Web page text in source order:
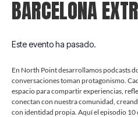
BARCELONA
Este evento ha pasado.
En North Point desarrollamos podcasts
conversaciones toman protagonismo.
espacio para compartir experiencias,
conectan con nuestra comunidad,
con identidad propia. Aquí el episodio